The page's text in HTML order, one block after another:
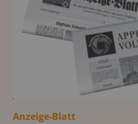
Anzeige-Blatt